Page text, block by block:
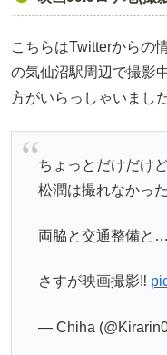
こちらはTwitterからの
の気仙沼駅周辺で撮影
方がいらっしゃいました
ちょっとだけだけ
松潤は撮れなかっ
両脇と交通整備と
さすが映画撮影‼️
— Chiha